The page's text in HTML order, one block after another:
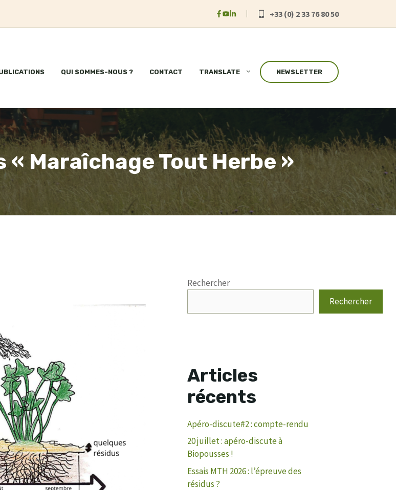
+33 (0) 2 33 76 80 50
QUI SOMMES-NOUS ? CONTACT TRANSLATE NEWSLETTER
Maraîchage Tout Herbe »
Rechercher
Rechercher
Articles
récents
Apéro-discute#2 : compte-rendu
20 juillet : apéro-discute à
Biopousses !
Essais MTH 2026 : l’épreuve des
résidus ?